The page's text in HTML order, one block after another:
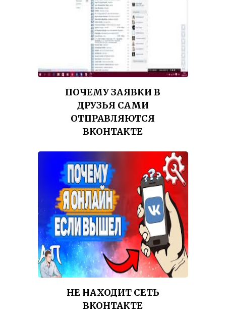
ПОЧЕМУ ЗАЯВКИ В
ДРУЗЬЯ САМИ
ОТПРАВЛЯЮТСЯ
ВКОНТАКТЕ
НЕ НАХОДИТ СЕТЬ
ВКОНТАКТЕ